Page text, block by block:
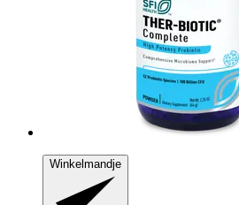
Winkelmandje